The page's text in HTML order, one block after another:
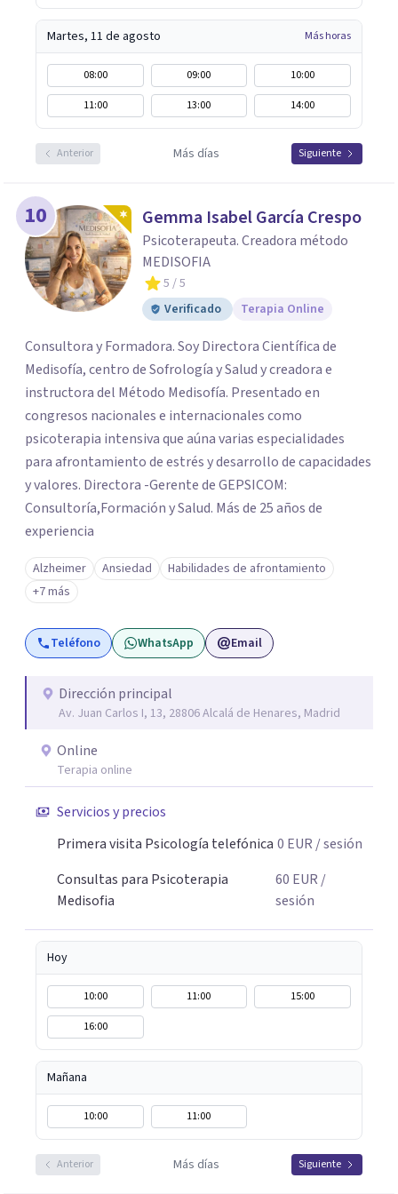
Martes, 11 de agosto Más horas
08:00 09:00
10:00
11:00
13:00 14:00
Anterior Más días Siguiente
10 Gemma Isabel García Crespo
Psicoterapeuta. Creadora método
MEDISOFIA
5 / 5
Verificado
Terapia Online
Consultora y Formadora. Soy Directora Científica de
Medisofía, centro de Sofrología y Salud y creadora e
instructora del Método Medisofía. Presentado en
congresos nacionales e internacionales como
psicoterapia intensiva que aúna varias especialidades
para afrontamiento de estrés y desarrollo de capacidades
y valores. Directora -Gerente de GEPSICOM:
Consultoría,Formación y Salud. Más de 25 años de
experiencia
Alzheimer Ansiedad
Habilidades de afrontamiento
+7 más
Teléfono WhatsApp Email
Dirección principal
Av. Juan Carlos I, 13, 28806 Alcalá de Henares, Madrid
Online
Terapia online
Servicios y precios
Primera visita Psicología telefónica 0 EUR / sesión
Consultas para Psicoterapia
Medisofia
60 EUR /
sesión
Hoy
10:00 11:00
15:00
16:00
Mañana
10:00 11:00
Anterior Más días Siguiente